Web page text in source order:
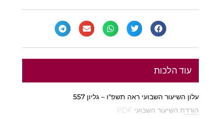
עוד הלכות
עלון השיעור השבועי ראה תשפ"ו – גליון 557
הורדת השיעור השבועי PDF